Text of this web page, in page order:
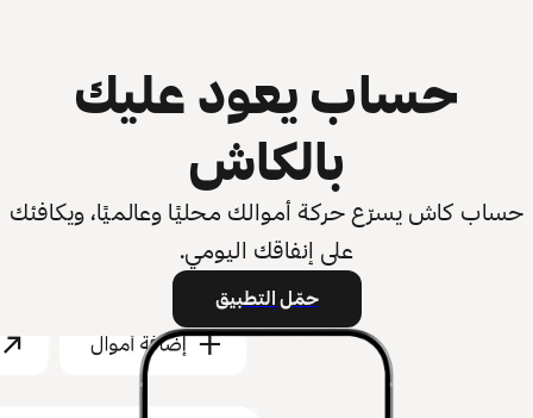
حساب يعود عليك
بالكاش
حساب كاش يسرّع حركة أموالك محليًا وعالميًا، ويكافئك
على إنفاقك اليومي.
حمّل التطبيق